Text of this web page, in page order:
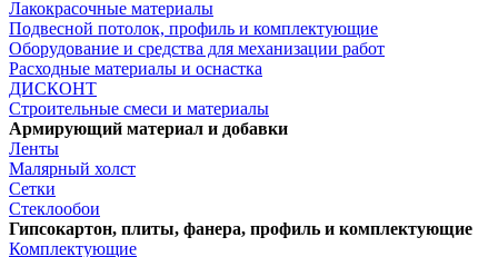
Лакокрасочные материалы
Подвесной потолок, профиль и комплектующие
Оборудование и средства для механизации работ
Расходные материалы и оснастка
ДИСКОНТ
Строительные смеси и материалы
Армирующий материал и добавки
Ленты
Малярный холст
Сетки
Стеклообои
Гипсокартон, плиты, фанера, профиль и комплектующие
Комплектующие